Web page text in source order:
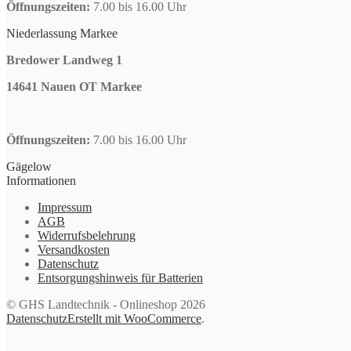
Öffnungszeiten: 7.00 bis 16.00 Uhr
Niederlassung Markee
Bredower Landweg 1
14641 Nauen OT Markee
Öffnungszeiten: 7.00 bis 16.00 Uhr
Gägelow
Informationen
Impressum
AGB
Widerrufsbelehrung
Versandkosten
Datenschutz
Entsorgungshinweis für Batterien
© GHS Landtechnik - Onlineshop 2026
DatenschutzErstellt mit WooCommerce.